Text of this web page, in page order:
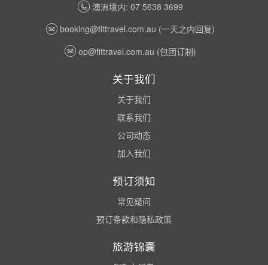
澳洲境内: 07 5638 3699
booking@fittravel.com.au (一天之内回复)
op@fittravel.com.au (包团订制)
关于我们
关于我们
联系我们
公司动态
加入我们
预订须知
常见疑问
预订条款和隐私政策
旅游锦囊